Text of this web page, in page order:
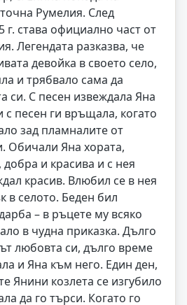
Румелия. След
г. става официално част от
Легендата разказва, че
девойка в своето село,
и трябвало сама да
си. С песен извеждала Яна
с песен ги връщала, когато
зад пламналите от
Обичали Яна хората,
и красива и с нея
красив. Влюбил се в нея
в селото. Беден бил
– в ръцете му всяко
в чудна приказка. Дълго
любовта си, дълго време
и Яна към него. Един ден,
Янини козлета се изгубило
да го търси. Когато го